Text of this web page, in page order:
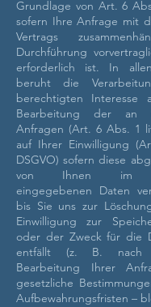
Grundlage von Art. 6
sofern Ihre Anfrage mit
Vertrags
Durchführung
erforderlich ist. In
beruht die
berechtigten Interesse
Bearbeitung der an
Anfragen (Art. 6 Abs. 1
auf Ihrer Einwilligung
DSGVO) sofern diese
von Ihnen im
eingegebenen Daten
bis Sie uns zur
Einwilligung zur
oder der Zweck für die
entfällt (z. B. nach
Bearbeitung Ihrer
gesetzliche
Aufbewahrungsfristen –